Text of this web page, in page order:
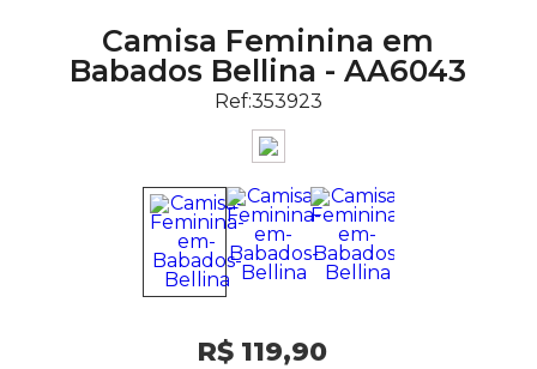
Camisa Feminina em
Babados Bellina - AA6043
Ref:353923
R$ 119,90